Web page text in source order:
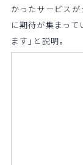
かったサービス
に期待が集まっ
ます」と説明。